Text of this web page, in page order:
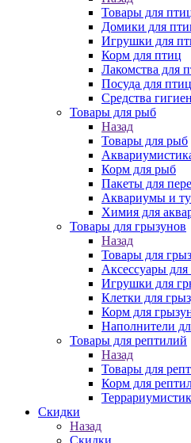
Товары для
Домики для
Игрушки для
Корм для птиц
Лакомства для
Посуда для птиц
Средства
Товары для рыб
Назад
Товары для рыб
Корм для рыб
Пакеты для
Аквариумы и
Химия для
Товары для грызунов
Назад
Товары для
Аксессуары
Игрушки для
Клетки для
Корм для
Наполнители
Товары для рептилий
Назад
Товары для
Корм для
Скидки
Назад
Скидки